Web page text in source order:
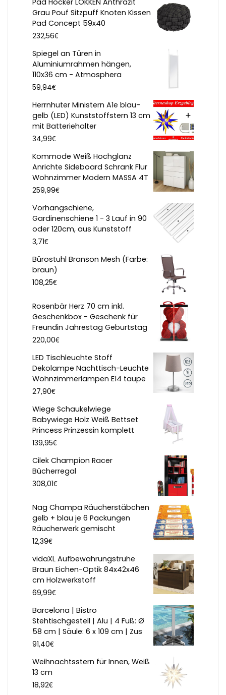
Pad Hocker LOKKEN Anthrazit
Grau Pouf Sitzpuff Knoten Kissen
Pad Concept 59x40
232,56€
Spiegel an Türen in
Aluminiumrahmen hängen,
110x36 cm - Atmosphera
59,94€
Herrnhuter Ministern A1e blau-
gelb (LED) Kunststoffstern 13 cm
mit Batteriehalter
34,99€
Kommode Weiß Hochglanz
Anrichte Sideboard Schrank Flur
Wohnzimmer Modern MASSA 4T
259,99€
Vorhangschiene,
Gardinenschiene 1 - 3 Lauf in 90
oder 120cm, aus Kunststoff
3,71€
Bürostuhl Branson Mesh (Farbe:
braun)
108,25€
Rosenbär Herz 70 cm inkl.
Geschenkbox - Geschenk für
Freundin Jahrestag Geburtstag
220,00€
LED Tischleuchte Stoff
Dekolampe Nachttisch-Leuchte
Wohnzimmerlampen E14 taupe
27,90€
Wiege Schaukelwiege
Babywiege Holz Weiß Bettset
Princess Prinzessin komplett
139,95€
Cilek Champion Racer
Bücherregal
308,01€
Nag Champa Räucherstäbchen
gelb + blau je 6 Packungen
Räucherwerk gemischt
12,39€
vidaXL Aufbewahrungstruhe
Braun Eichen-Optik 84x42x46
cm Holzwerkstoff
69,99€
Barcelona | Bistro
Stehtischgestell | Alu | 4 Fuß: Ø
58 cm | Säule: 6 x 109 cm | Zus
91,40€
Weihnachtsstern für Innen, Weiß
13 cm
18,92€